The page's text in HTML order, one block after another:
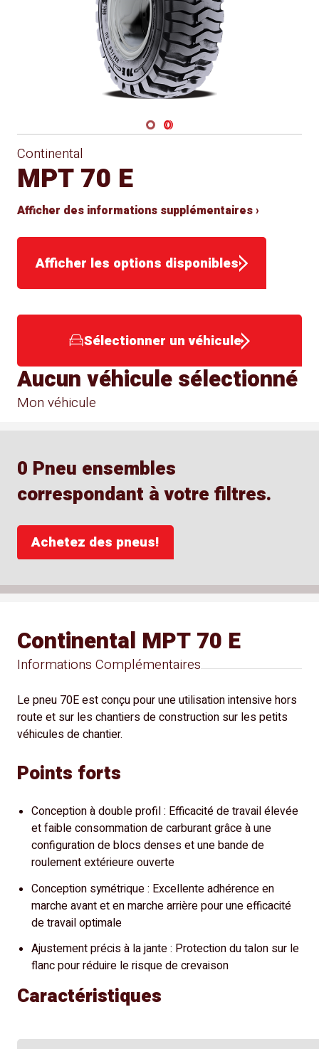
Navigate 1
Navigate 2
Continental
MPT 70 E
Afficher des informations supplémentaires ›
Afficher les options disponibles
Sélectionner un véhicule
Mon véhicule
Aucun véhicule sélectionné
0 Pneu ensembles
correspondant à votre filtres.
Achetez des pneus!
Informations Complémentaires
Continental MPT 70 E
Le pneu 70E est conçu pour une utilisation intensive hors
route et sur les chantiers de construction sur les petits
véhicules de chantier.
Points forts
Conception à double profil : Efficacité de travail élevée
et faible consommation de carburant grâce à une
configuration de blocs denses et une bande de
roulement extérieure ouverte
Conception symétrique : Excellente adhérence en
marche avant et en marche arrière pour une efficacité
de travail optimale
Ajustement précis à la jante : Protection du talon sur le
flanc pour réduire le risque de crevaison
Caractéristiques